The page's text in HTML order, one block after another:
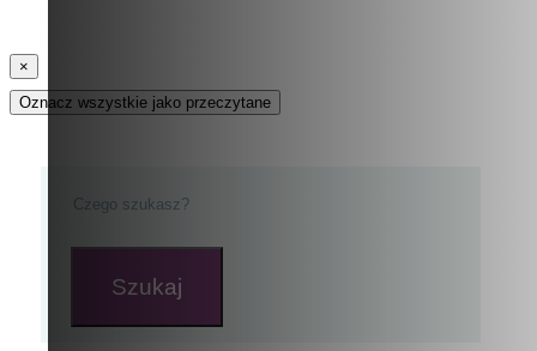
×
Oznacz wszystkie jako przeczytane
Szukaj